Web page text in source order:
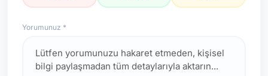
Yorumunuz *